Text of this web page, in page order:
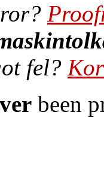
fel?
been